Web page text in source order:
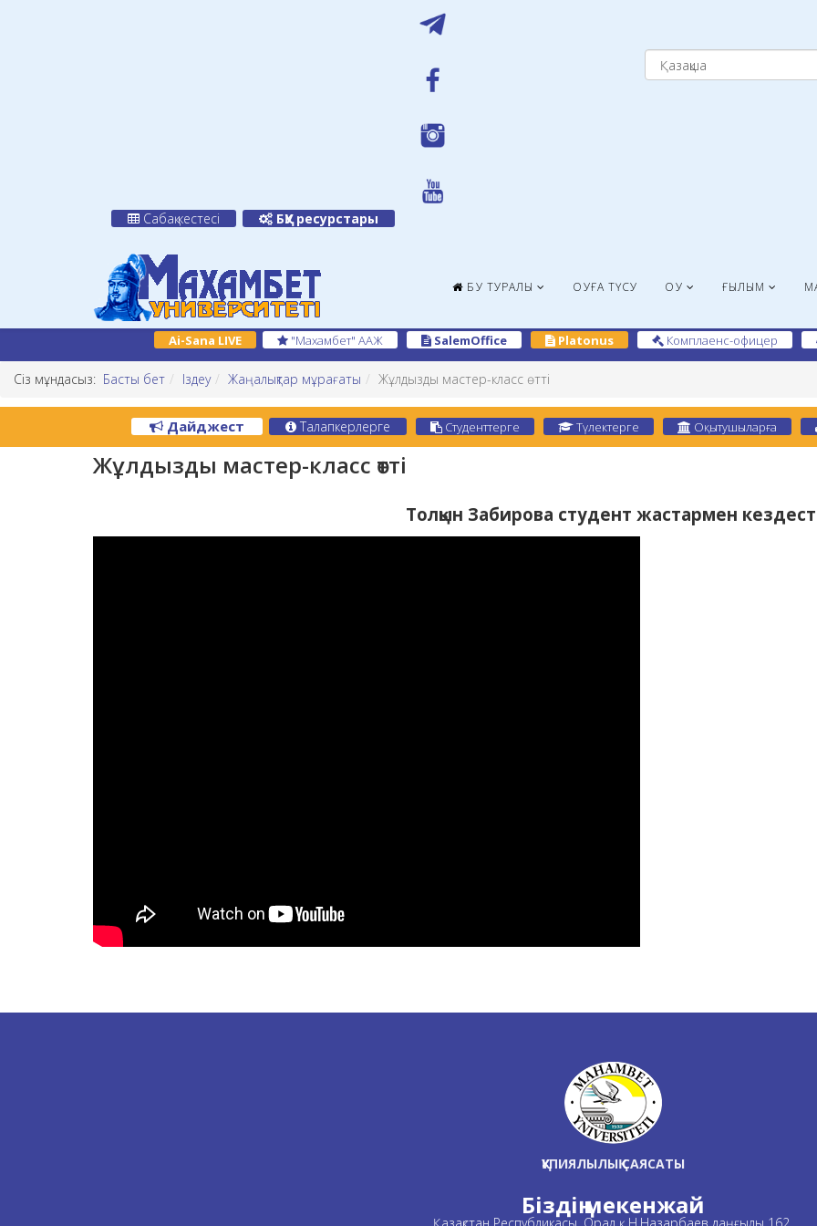
Сабақ кестесі БҚУ ресурстары
БҚУ ТУРАЛЫ ОҚУҒА ТҮСУ ОҚУ ҒЫЛЫМ
Ai-Sana LIVE "Махамбет" ААЖ SalemOffice Platonus Комплаенс-офицер
Сіз мұндасыз: Басты бет Іздеу Жаңалықтар мұрағаты Жұлдызды мастер-класс өтті
Дайджест Талапкерлерге Студенттерге Түлектерге Оқытушыларға
Жұлдызды мастер-класс өтті
Толқын Забирова студент жастармен
ҚҰПИЯЛЫЛЫҚ САЯСАТЫ
Біздің мекенжай